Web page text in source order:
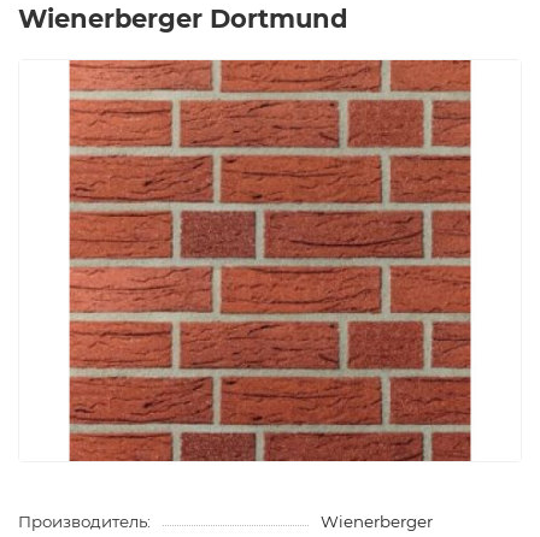
Wienerberger Dortmund
Производитель:
Wienerberger